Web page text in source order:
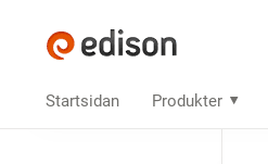
Startsidan Produkter